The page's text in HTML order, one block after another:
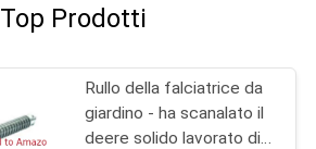
Top Prodotti
Rullo della falciatrice da
giardino - ha scanalato il
deere solido lavorato di